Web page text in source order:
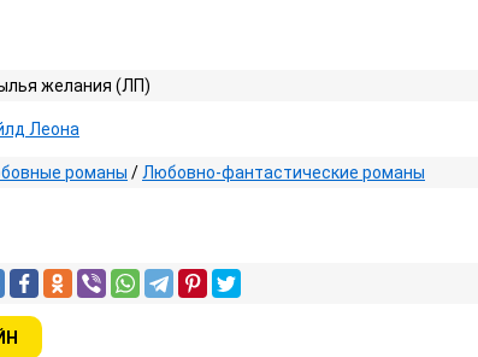
желания (ЛП)
Леона
романы / Любовно-фантастические романы